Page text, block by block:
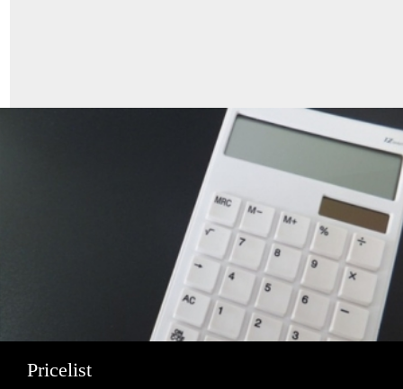
Pricelist